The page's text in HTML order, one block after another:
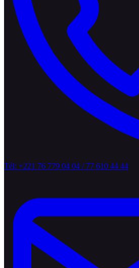
Tél: +221 76 779 04 04 / 77 610 44 44